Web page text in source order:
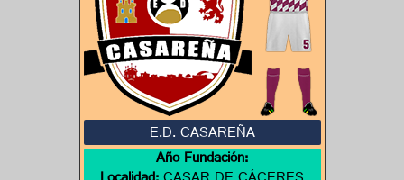
E.D. CASAREÑA
Año Fundación: